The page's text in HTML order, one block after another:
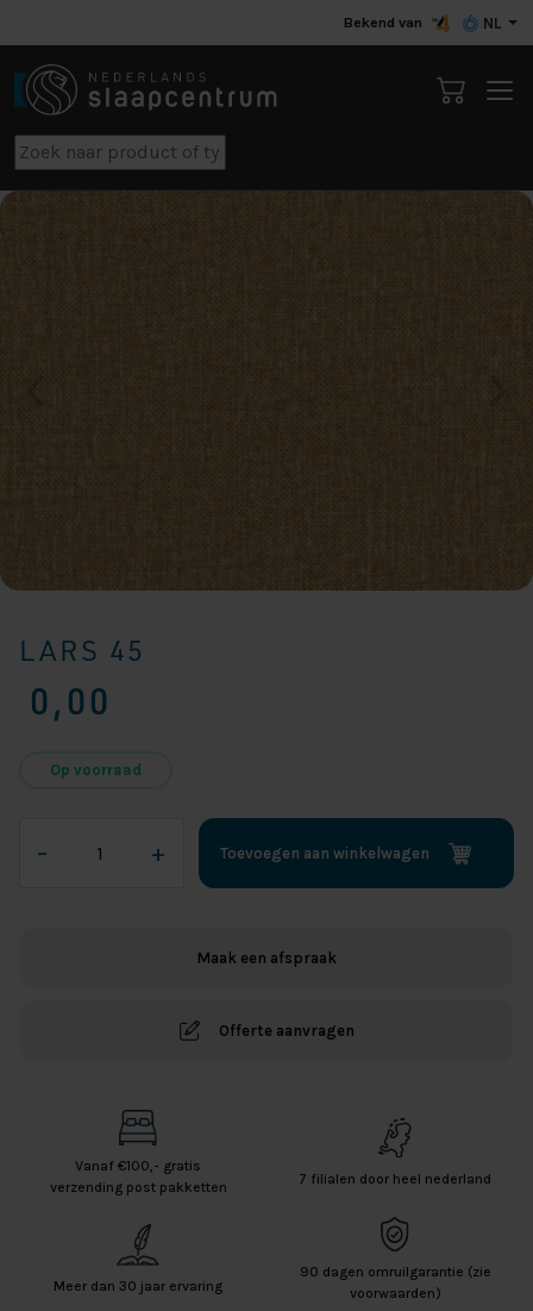
Bekend van NL
LARS 45
0,00
Op voorraad
–
45
+ Toevoegen aan winkelwagen
Maak een afspraak
Offerte aanvragen
Vanaf €100,- gratis
verzending post pakketten
7 filialen door heel nederland
Meer dan 30 jaar ervaring
90 dagen omruilgarantie (zie
voorwaarden)